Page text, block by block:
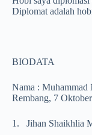
Diplomat adalah
BIODATA
Nama :
Rembang, 7
1. Jihan Shaikhlia